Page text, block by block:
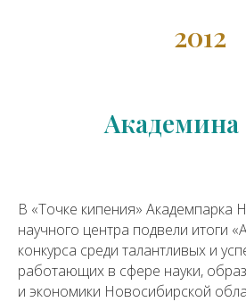
2012
Академина
В «Точке кипения» Академпарка
научного центра подвели итоги
конкурса среди талантливых и
работающих в сфере науки,
и экономики Новосибирской